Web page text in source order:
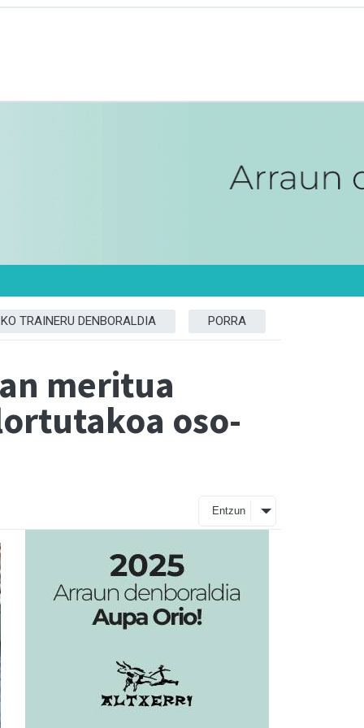
TRAINERU DENBORALDIA PORRA
meritua
oso-
Entzun